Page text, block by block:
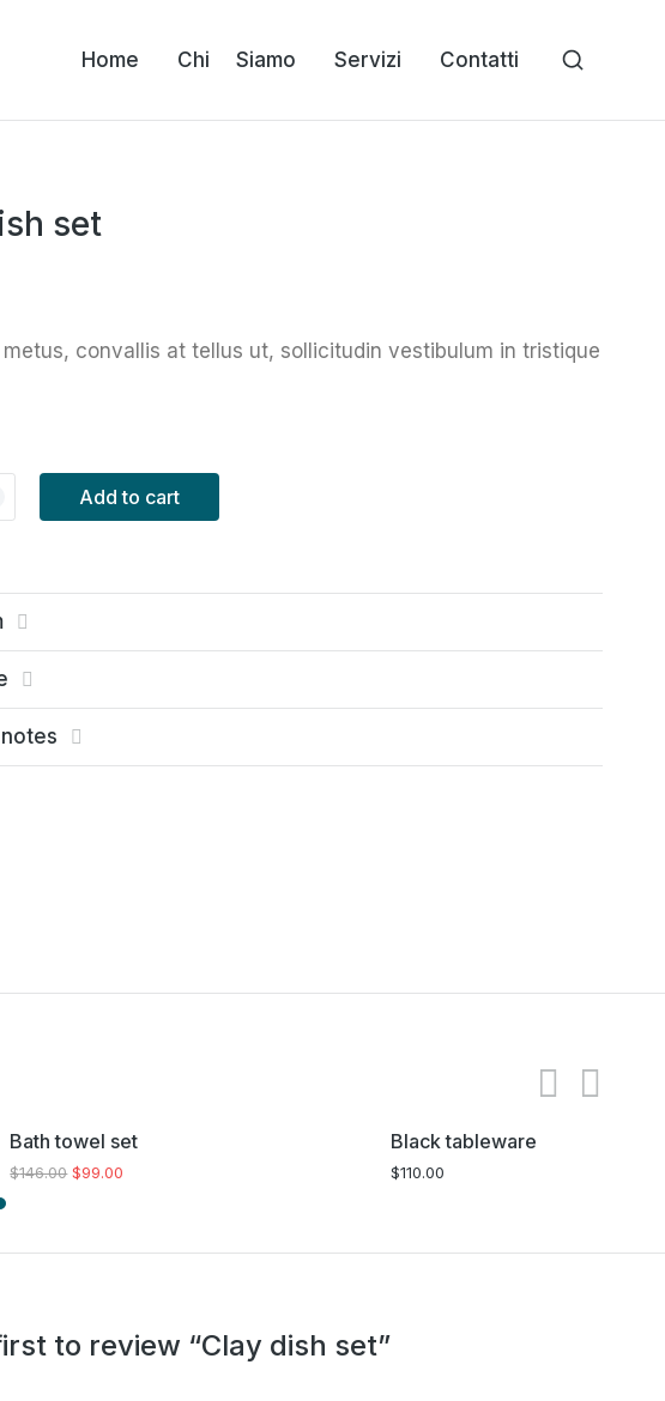
Home Chi Siamo Servizi Contatti
set
metus, convallis at tellus ut, sollicitudin vestibulum in tristique
Add to cart
Bath towel set
$146.00 $99.00
Black tableware
$110.00
to review “Clay dish set”